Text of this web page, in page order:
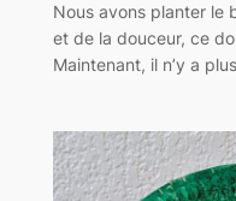
Nous avons planter le
et de la douceur, ce
Maintenant, il n’y a